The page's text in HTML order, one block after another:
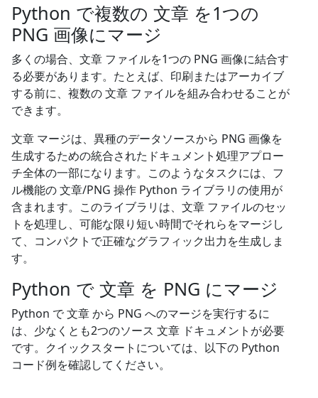
Python で複数の 文章 を1つの
PNG 画像にマージ
多くの場合、文章 ファイルを1つの PNG 画像に結合す
る必要があります。たとえば、印刷またはアーカイブ
する前に、複数の 文章 ファイルを組み合わせることが
できます。
文章 マージは、異種のデータソースから PNG 画像を
生成するための統合されたドキュメント処理アプロー
チ全体の一部になります。このようなタスクには、フ
ル機能の 文章/PNG 操作 Python ライブラリの使用が
含まれます。このライブラリは、文章 ファイルのセッ
トを処理し、可能な限り短い時間でそれらをマージし
て、コンパクトで正確なグラフィック出力を生成しま
す。
Python で 文章 を PNG にマージ
Python で 文章 から PNG へのマージを実行するに
は、少なくとも2つのソース 文章 ドキュメントが必要
です。クイックスタートについては、以下の Python
コード例を確認してください。